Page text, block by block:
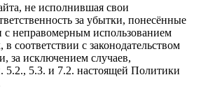
не исполнившая свои
за убытки, понесённые
с неправомерным использованием
соответствии с законодательством
за исключением случаев,
5.2., 5.3. и 7.2. настоящей Политики